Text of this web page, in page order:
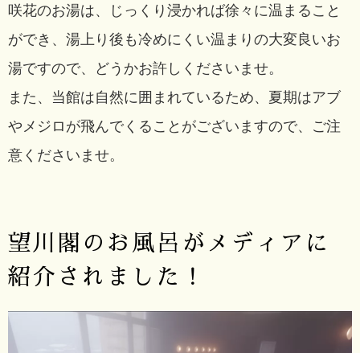
咲花のお湯は、じっくり浸かれば徐々に温まること
ができ、湯上り後も冷めにくい温まりの大変良いお
湯ですので、どうかお許しくださいませ。
また、当館は自然に囲まれているため、夏期はアブ
やメジロが飛んでくることがございますので、ご注
意くださいませ。
望川閣のお風呂がメディアに
紹介されました！